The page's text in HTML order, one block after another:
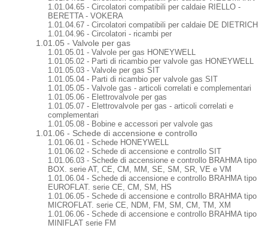
1.01.04.65 - Circolatori compatibili per caldaie RIELLO -
BERETTA - VOKERA
1.01.04.67 - Circolatori compatibili per caldaie DE DIETRICH
1.01.04.96 - Circolatori - ricambi per
1.01.05 - Valvole per gas
1.01.05.01 - Valvole per gas HONEYWELL
1.01.05.02 - Parti di ricambio per valvole gas HONEYWELL
1.01.05.03 - Valvole per gas SIT
1.01.05.04 - Parti di ricambio per valvole gas SIT
1.01.05.05 - Valvole gas - articoli correlati e complementari
1.01.05.06 - Elettrovalvole per gas
1.01.05.07 - Elettrovalvole per gas - articoli correlati e
complementari
1.01.05.08 - Bobine e accessori per valvole gas
1.01.06 - Schede di accensione e controllo
1.01.06.01 - Schede HONEYWELL
1.01.06.02 - Schede di accensione e controllo SIT
1.01.06.03 - Schede di accensione e controllo BRAHMA tipo
BOX. serie AT, CE, CM, MM, SE, SM, SR, VE e VM
1.01.06.04 - Schede di accensione e controllo BRAHMA tipo
EUROFLAT. serie CE, CM, SM, HS
1.01.06.05 - Schede di accensione e controllo BRAHMA tipo
MICROFLAT. serie CE, NDM, FM, SM, CM, TM, XM
1.01.06.06 - Schede di accensione e controllo BRAHMA tipo
MINIFLAT serie FM